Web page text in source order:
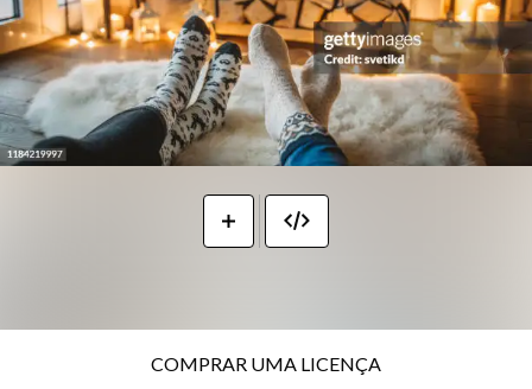
COMPRAR UMA LICENÇA